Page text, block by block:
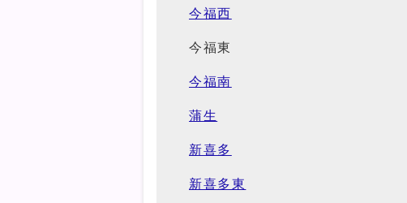
今福西
今福東
今福南
蒲生
新喜多
新喜多東